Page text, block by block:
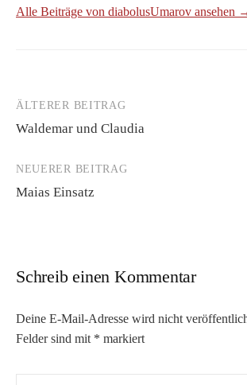
Alle Beiträge von diabolusUmarov ansehen
Beitrags-
Navigation
ÄLTERER BEITRAG
Waldemar und Claudia
NEUERER BEITRAG
Maias Einsatz
Schreib einen Kommentar
Deine E-Mail-Adresse wird nicht
Felder sind mit * markiert